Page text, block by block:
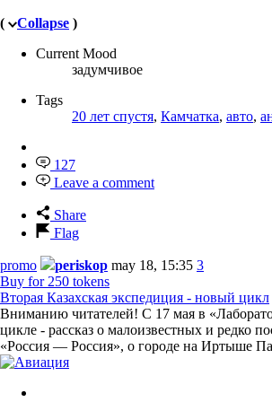
( Collapse )
Current Mood
задумчивое
Tags
20 лет спустя, Камчатка, авто,
127
Leave a comment
Share
Flag
promo periskop may 18, 15:35 3
Buy for 250 tokens
Вторая Казахская экспедиция - новый цикл
Вниманию читателей! С 17 мая в
цикле - рассказ о малоизвестных и редко
«Россия — Россия», о городе на Иртыше